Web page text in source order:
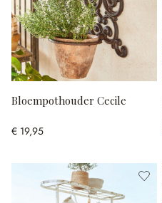
Bloempothouder Cecile
€ 19,95